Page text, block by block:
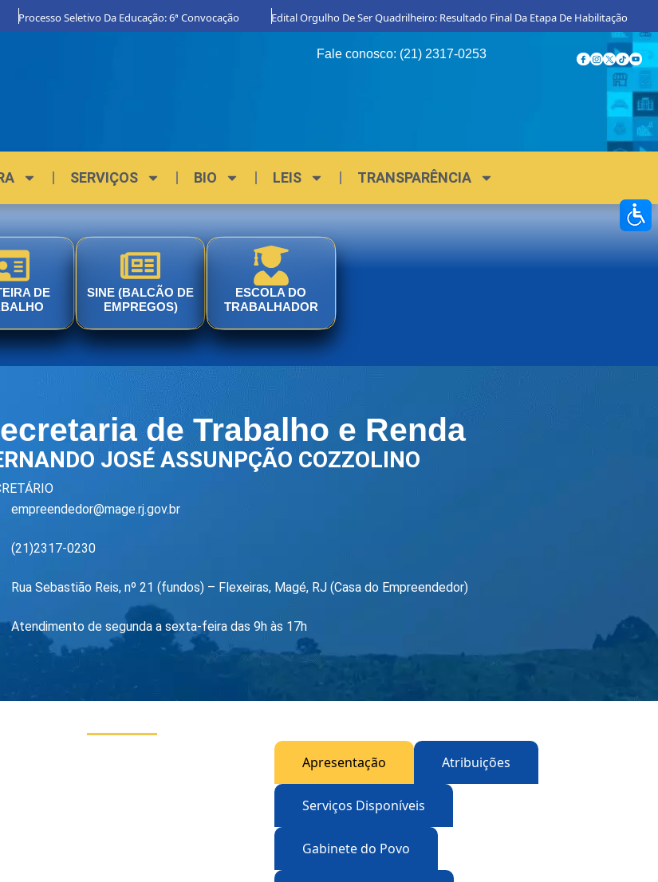
Processo Seletivo Da Educação: 6ª Convocação Edital Orgulho De Ser Quadrilheiro: Resultado Final Da Etapa De Habilitação
Fale conosco: (21) 2317-0253
SERVIÇOS BIO LEIS TRANSPARÊNCIA
DE
SINE (BALCÃO DE
EMPREGOS)
ESCOLA DO
TRABALHADOR
de Trabalho e Renda
JOSÉ ASSUNPÇÃO COZZOLINO
empreendedor@mage.rj.gov.br
(21)2317-0230
Rua Sebastião Reis, nº 21 (fundos) – Flexeiras, Magé, RJ (Casa do Empreendedor)
Atendimento de segunda a sexta-feira das 9h às 17h
Apresentação Atribuições
Serviços Disponíveis
Gabinete do Povo